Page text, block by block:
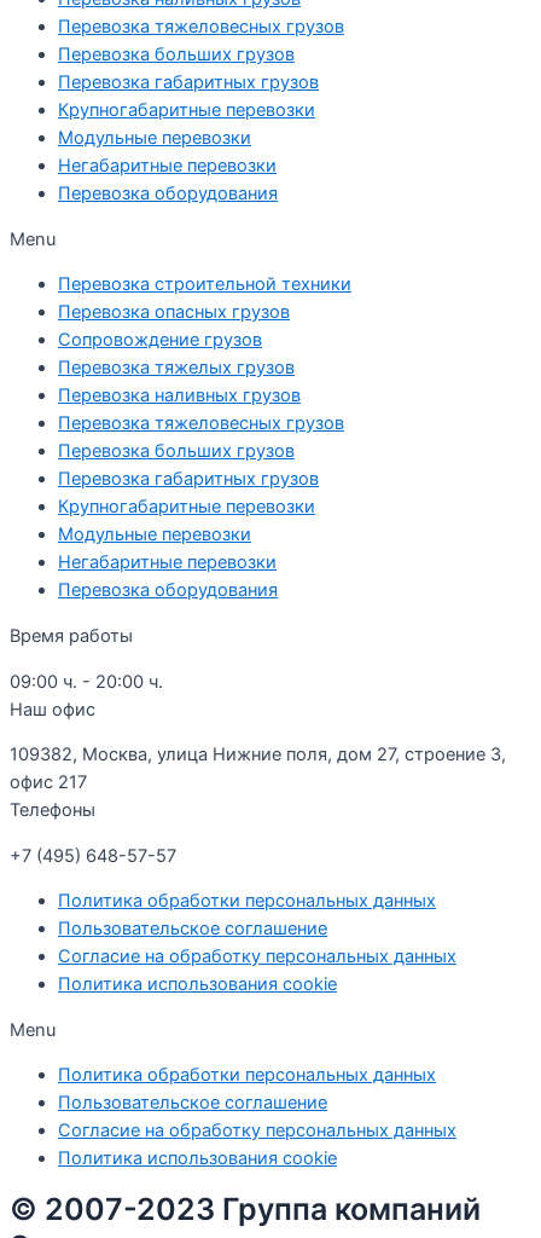
Перевозка тяжеловесных грузов
Перевозка больших грузов
Перевозка габаритных грузов
Крупногабаритные перевозки
Модульные перевозки
Негабаритные перевозки
Перевозка оборудования
Menu
Перевозка строительной техники
Перевозка опасных грузов
Cопровождение грузов
Перевозка тяжелых грузов
Перевозка наливных грузов
Перевозка тяжеловесных грузов
Перевозка больших грузов
Перевозка габаритных грузов
Крупногабаритные перевозки
Модульные перевозки
Негабаритные перевозки
Перевозка оборудования
Время работы
09:00 ч. - 20:00 ч.
Наш офис
109382, Москва, улица Нижние поля, дом 27, строение 3,
офис 217
Телефоны
+7 (495) 648-57-57
Политика обработки персональных данных
Пользовательское соглашение
Согласие на обработку персональных данных
Политика использования cookie
Menu
Политика обработки персональных данных
Пользовательское соглашение
Согласие на обработку персональных данных
Политика использования cookie
© 2007-2023 Группа компаний